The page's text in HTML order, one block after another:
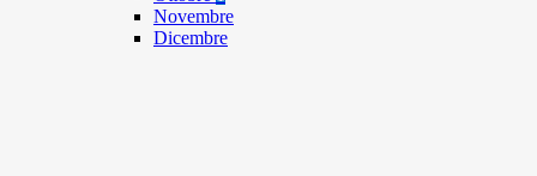
Novembre
Dicembre